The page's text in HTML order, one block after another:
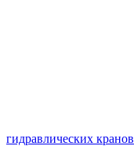
гидравлических кранов